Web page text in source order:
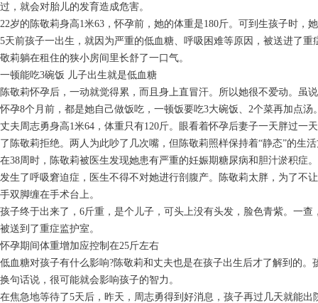
过，就会对胎儿的发育造成危害。
22岁的陈敬莉身高1米63，怀孕前，她的体重是180斤。可到生孩子时，
5天前孩子一出生，就因为严重的低血糖、呼吸困难等原因，被送进了
敬莉躺在租住的狭小房间里长舒了一口气。
一顿能吃3碗饭 儿子出生就是低血糖
陈敬莉怀孕后，一动就觉得累，而且身上直冒汗。所以她很不爱动。虽
怀孕8个月前，都是她自己做饭吃，一顿饭要吃3大碗饭、2个菜再加点汤
丈夫周志勇身高1米64，体重只有120斤。眼看着怀孕后妻子一天胖过一
了陈敬莉拒绝。两人为此吵了几次嘴，但陈敬莉照样保持着“静态”的生
在38周时，陈敬莉被医生发现她患有严重的妊娠期糖尿病和胆汁淤积症
发生了呼吸窘迫症，医生不得不对她进行剖腹产。陈敬莉太胖，为了不
手双脚缠在手术台上。
孩子终于出来了，6斤重，是个儿子，可头上没有头发，脸色青紫。一
被送到了重症监护室。
怀孕期间体重增加应控制在25斤左右
低血糖对孩子有什么影响?陈敬莉和丈夫也是在孩子出生后才了解到的
换句话说，很可能就会影响孩子的智力。
在焦急地等待了5天后，昨天，周志勇得到好消息，孩子再过几天就能出